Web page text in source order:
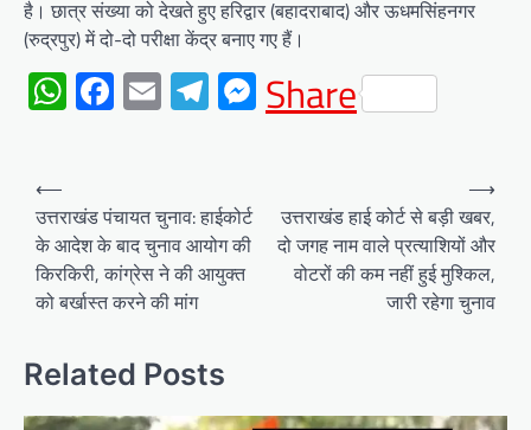
है। छात्र संख्या को देखते हुए हरिद्वार (बहादराबाद) और ऊधमसिंहनगर
(रुद्रपुर) में दो-दो परीक्षा केंद्र बनाए गए हैं।
WhatsApp
Facebook
EmailTelegram
Messenger
Share
Post
navigation
⟵
उत्तराखंड पंचायत चुनाव: हाईकोर्ट
के आदेश के बाद चुनाव आयोग की
किरकिरी, कांग्रेस ने की आयुक्त
को बर्खास्त करने की मांग
उत्तराखंड हाई कोर्ट से बड़ी खबर,
दो जगह नाम वाले प्रत्याशियों और
वोटरों की कम नहीं हुई मुश्किल,
जारी रहेगा चुनाव
⟶
Related Posts